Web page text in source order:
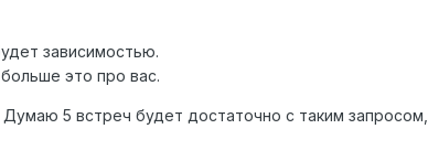
зависимостью.
это про вас.
5 встреч будет достаточно с таким